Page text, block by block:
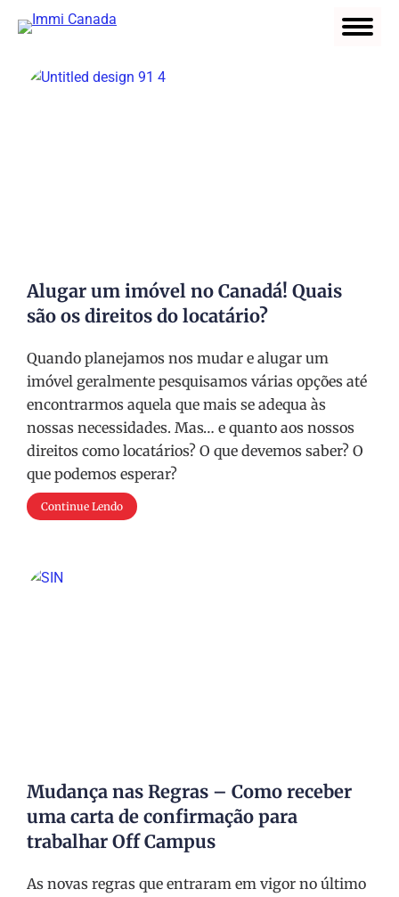
Alugar um imóvel no Canadá! Quais
são os direitos do locatário?
Quando planejamos nos mudar e alugar um
imóvel geralmente pesquisamos várias opções até
encontrarmos aquela que mais se adequa às
nossas necessidades. Mas… e quanto aos nossos
direitos como locatários? O que devemos saber? O
que podemos esperar?
Continue Lendo
Mudança nas Regras – Como receber
uma carta de confirmação para
trabalhar Off Campus
As novas regras que entraram em vigor no último